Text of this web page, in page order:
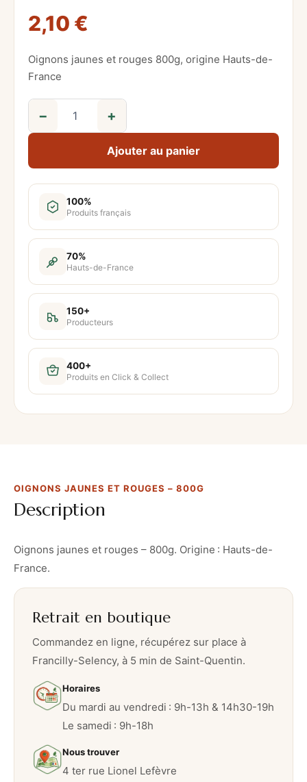
2,10 €
Oignons jaunes et rouges 800g, origine Hauts-de-
France
u
a
g
n
e
e
t
r
u
g
e
0
g
− +
Ajouter au panier
100%
Produits français
70%
Hauts-de-France
150+
Producteurs
400+
Produits en Click & Collect
OIGNONS JAUNES ET ROUGES – 800G
Description
Oignons jaunes et rouges – 800g. Origine : Hauts-de-
France.
Retrait en boutique
Commandez en ligne, récupérez sur place à
Francilly-Selency, à 5 min de Saint-Quentin.
Horaires
Du mardi au vendredi : 9h-13h & 14h30-19h
Le samedi : 9h-18h
Nous trouver
4 ter rue Lionel Lefèvre